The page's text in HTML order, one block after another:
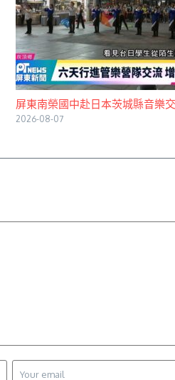
屏東南榮國中赴日本茨城縣音樂
2026-08-07